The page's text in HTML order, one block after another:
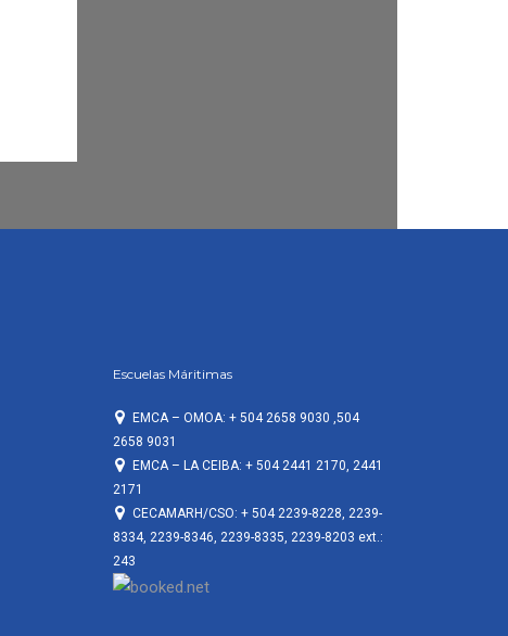
Escuelas Máritimas
EMCA – OMOA: + 504 2658 9030 ,504
2658 9031
EMCA – LA CEIBA: + 504 2441 2170, 2441
2171
CECAMARH/CSO: + 504 2239-8228, 2239-
8334, 2239-8346, 2239-8335, 2239-8203 ext.:
243